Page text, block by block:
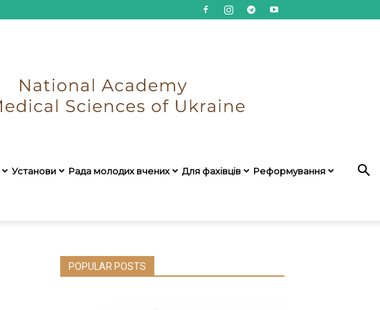
Установи Рада молодих вчених Для фахівців Реформування
POPULAR POSTS